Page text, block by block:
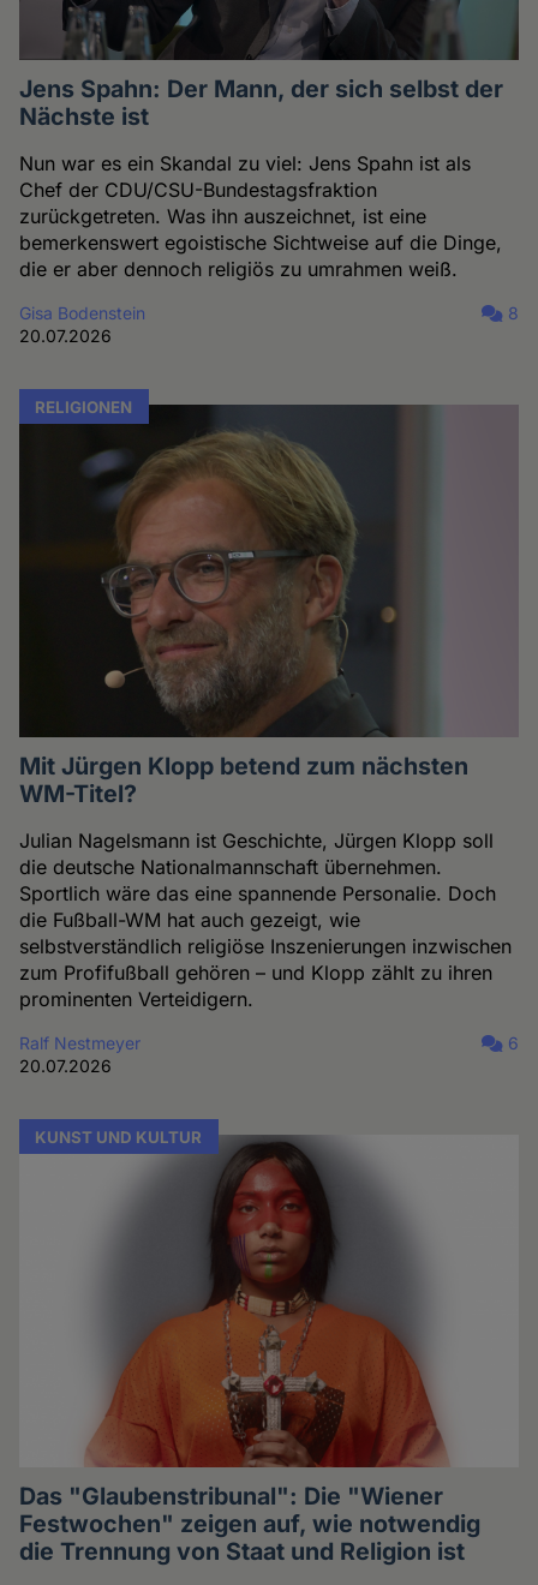
Jens Spahn: Der Mann, der sich selbst der
Nächste ist
Nun war es ein Skandal zu viel: Jens Spahn ist als
Chef der CDU/CSU-Bundestagsfraktion
zurückgetreten. Was ihn auszeichnet, ist eine
bemerkenswert egoistische Sichtweise auf die Dinge,
die er aber dennoch religiös zu umrahmen weiß.
Gisa Bodenstein
20.07.2026
8
RELIGIONEN
Mit Jürgen Klopp betend zum nächsten
WM-Titel?
Julian Nagelsmann ist Geschichte, Jürgen Klopp soll
die deutsche Nationalmannschaft übernehmen.
Sportlich wäre das eine spannende Personalie. Doch
die Fußball-WM hat auch gezeigt, wie
selbstverständlich religiöse Inszenierungen inzwischen
zum Profifußball gehören – und Klopp zählt zu ihren
prominenten Verteidigern.
Ralf Nestmeyer
20.07.2026
6
KUNST UND KULTUR
Das "Glaubenstribunal": Die "Wiener
Festwochen" zeigen auf, wie notwendig
die Trennung von Staat und Religion ist